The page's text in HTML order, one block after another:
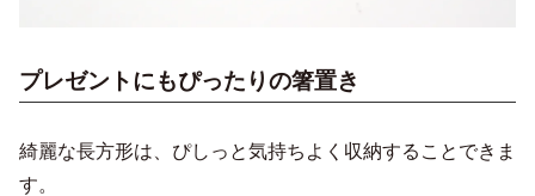
プレゼントにもぴったりの箸置き
綺麗な長方形は、ぴしっと気持ちよく収納することできま
す。